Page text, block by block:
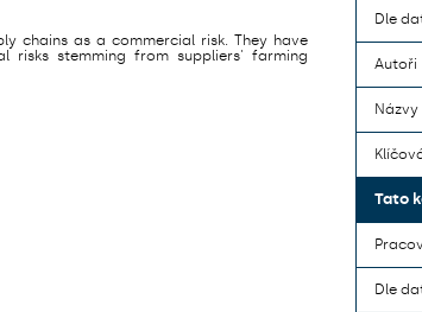
chains as a commercial risk. They have
risks stemming from suppliers' farming
Dle
Autoři
Názvy
Tato
Dle